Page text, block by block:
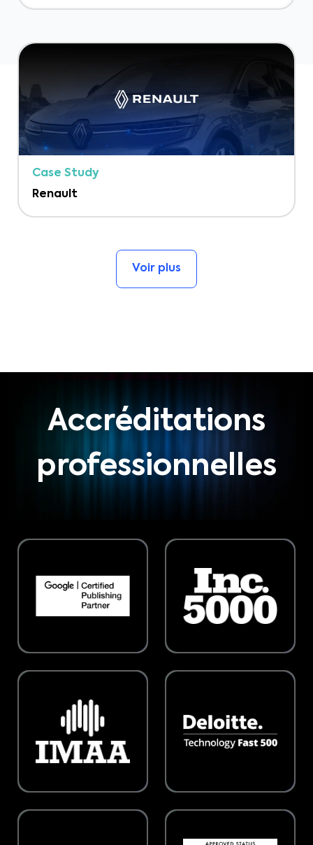
Case Study
Renault
Voir plus
Accréditations
professionnelles